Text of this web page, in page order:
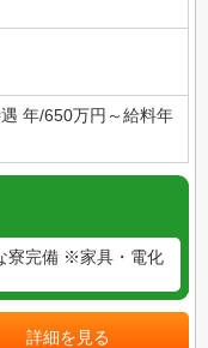
年/650万円～給料年
寮完備 ※家具・電化
詳細を見る